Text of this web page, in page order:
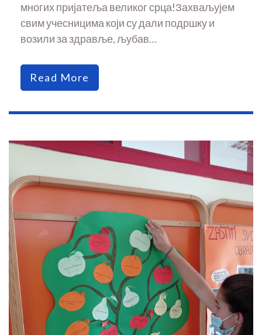
многих пријатеља великог срца!Захваљујем
свим учесницима који су дали подршку и
возили за здравље, љубав…
Read More